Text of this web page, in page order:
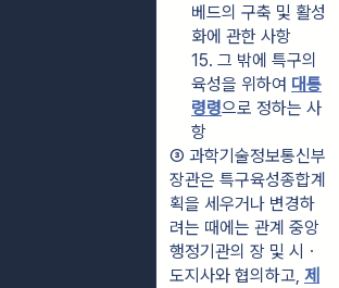
베드의 구축 및 활성
화에 관한 사항
15. 그 밖에 특구의
육성을 위하여 대통
령령으로 정하는 사
항
③ 과학기술정보통신부
장관은 특구육성종합계
획을 세우거나 변경하
려는 때에는 관계 중앙
행정기관의 장 및 시ㆍ
도지사와 협의하고, 제